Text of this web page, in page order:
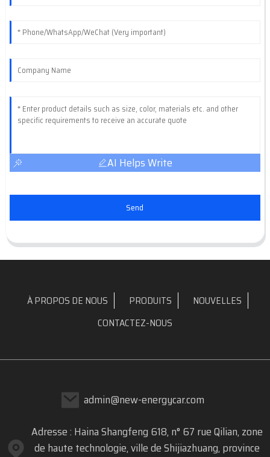
AI Helps Write
Send
À PROPOS DE NOUS PRODUITS
NOUVELLES
CONTACTEZ-NOUS
admin@new-energycar.com
Adresse : Haina Shangfeng 618, n° 67 rue Qilian, zone
de haute technologie, ville de Shijiazhuang, province